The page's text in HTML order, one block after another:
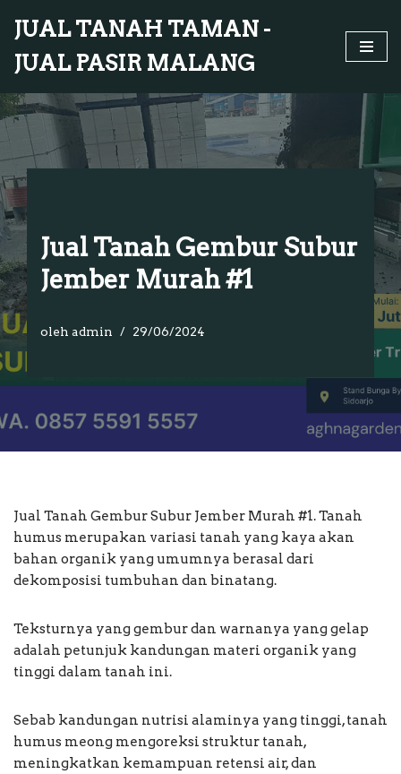
ke
konten
JUAL TANAH TAMAN -
JUAL PASIR MALANG
Jual Tanah Gembur Subur
Jember Murah #1
oleh admin 29/06/2024
Jual Tanah Gembur Subur Jember Murah #1. Tanah
humus merupakan variasi tanah yang kaya akan
bahan organik yang umumnya berasal dari
dekomposisi tumbuhan dan binatang.
Teksturnya yang gembur dan warnanya yang gelap
adalah petunjuk kandungan materi organik yang
tinggi dalam tanah ini.
Sebab kandungan nutrisi alaminya yang tinggi, tanah
humus meong mengoreksi struktur tanah,
meningkatkan kemampuan retensi air, dan